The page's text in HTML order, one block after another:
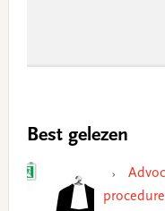
Best gelezen
procedure